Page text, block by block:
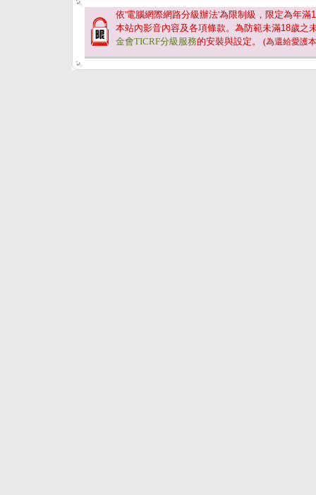
依'電腦網際網路分級辦法'為限制級，限定為年滿
本站內影音內容及各項條款。為防範未滿18歲之
金會TICRF分級服務的安裝與設定。 (為還給愛護